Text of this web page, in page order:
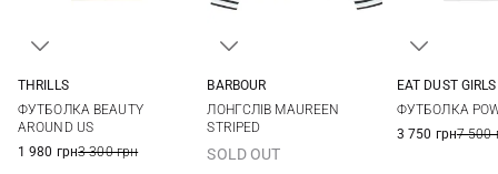
THRILLS
ФУТБОЛКА BEAUTY
AROUND US
1 980 грн3 300 грн
BARBOUR
ЛОНГСЛІВ MAUREEN
STRIPED
SOLD OUT
EAT DUST
ФУТБОЛКА
3 750 грн7 500